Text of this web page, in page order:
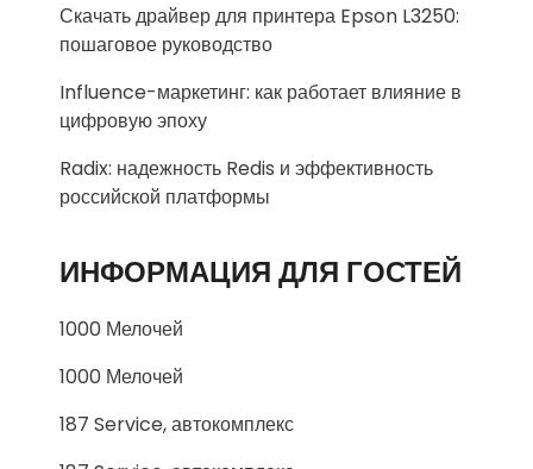
Скачать драйвер для принтера Epson L3250:
пошаговое руководство
Influence-маркетинг: как работает влияние в
цифровую эпоху
Radix: надежность Redis и эффективность
российской платформы
ИНФОРМАЦИЯ ДЛЯ ГОСТЕЙ
1000 Мелочей
1000 Мелочей
187 Service, автокомплекс